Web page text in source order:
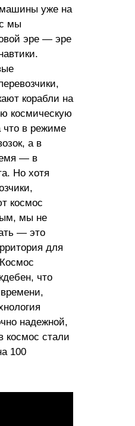
машины уже на
мы
эре — эре
корабли на
космическую
что в режиме
а в
— в
Но хотя
космос
мы не
— это
для
что
надежной,
космос стали
100